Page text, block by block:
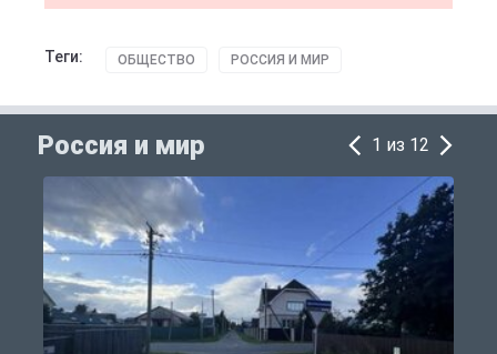
Теги: ОБЩЕСТВО РОССИЯ И МИР
Россия и мир 1 из 12